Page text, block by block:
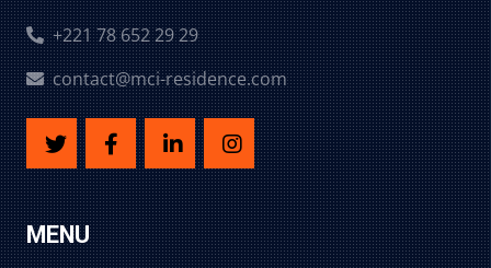
+221 78 652 29 29
contact@mci-residence.com
MENU